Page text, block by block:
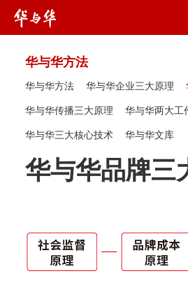
华与华方法
华与华方法 华与华企业三大原理
华与华传播三大原理 华与华两大工
华与华三大核心技术 华与华文库
华与华品牌三